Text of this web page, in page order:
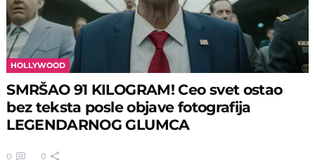
HOLLYWOOD
SMRŠAO 91 KILOGRAM! Ceo svet ostao
bez teksta posle objave fotografija
LEGENDARNOG GLUMCA
0 0